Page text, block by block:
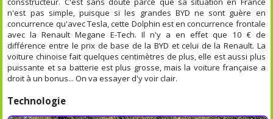
n'est pas simple, puisque si les grandes BYD ne sont guère en
concurrence qu'avec Tesla, cette Dolphin est en concurrence frontale
avec la Renault Megane E-Tech. Il n'y a en effet que 10 € de
différence entre le prix de base de la BYD et celui de la Renault. La
voiture chinoise fait quelques centimètres de plus, elle est aussi plus
puissante et sa batterie est plus grosse, mais la voiture française a
droit à un bonus... On va essayer d'y voir clair.
Technologie